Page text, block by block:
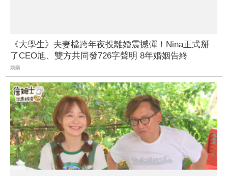
《大學生》夫妻檔跨年夜投離婚震撼彈！Nina正式掰
了CEO尪、雙方共同發726字聲明 8年婚姻告終
娛樂